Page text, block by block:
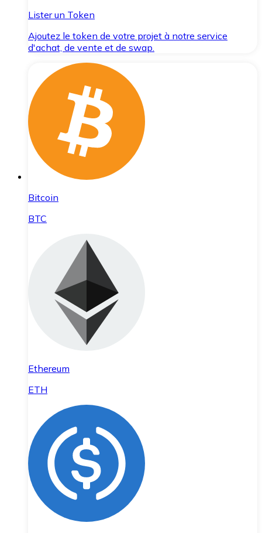
Lister un Token
Ajoutez le token de votre projet à notre service
d'achat, de vente et de swap.
Bitcoin
BTC
Ethereum
ETH